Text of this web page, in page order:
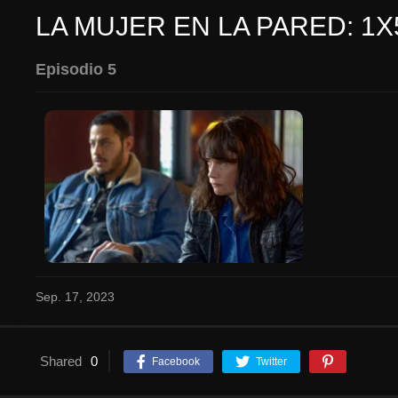
LA MUJER EN LA PARED:
Episodio 5
Sep. 17, 2023
Shared 0 Facebook Twitter